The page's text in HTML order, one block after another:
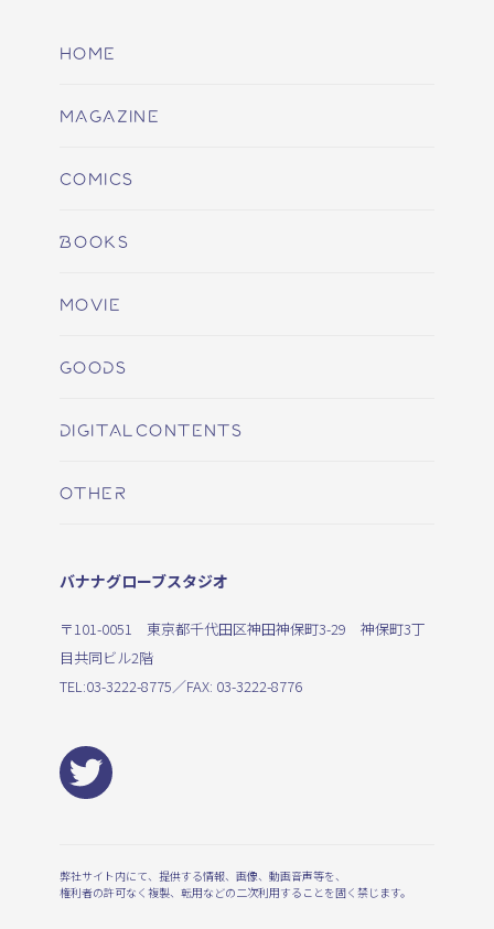
HOME
MAGAZINE
COMICS
BOOKS
MOVIE
GOODS
DIGITALCONTENTS
OTHER
バナナグローブスタジオ
〒101-0051 東京都千代田区神田神保町3-29 神保町3丁
目共同ビル2階
TEL:03-3222-8775／FAX: 03-3222-8776
弊社サイト内にて、提供する情報、画像、動画音声等を、
権利者の許可なく複製、転用などの二次利用することを固く禁じます。